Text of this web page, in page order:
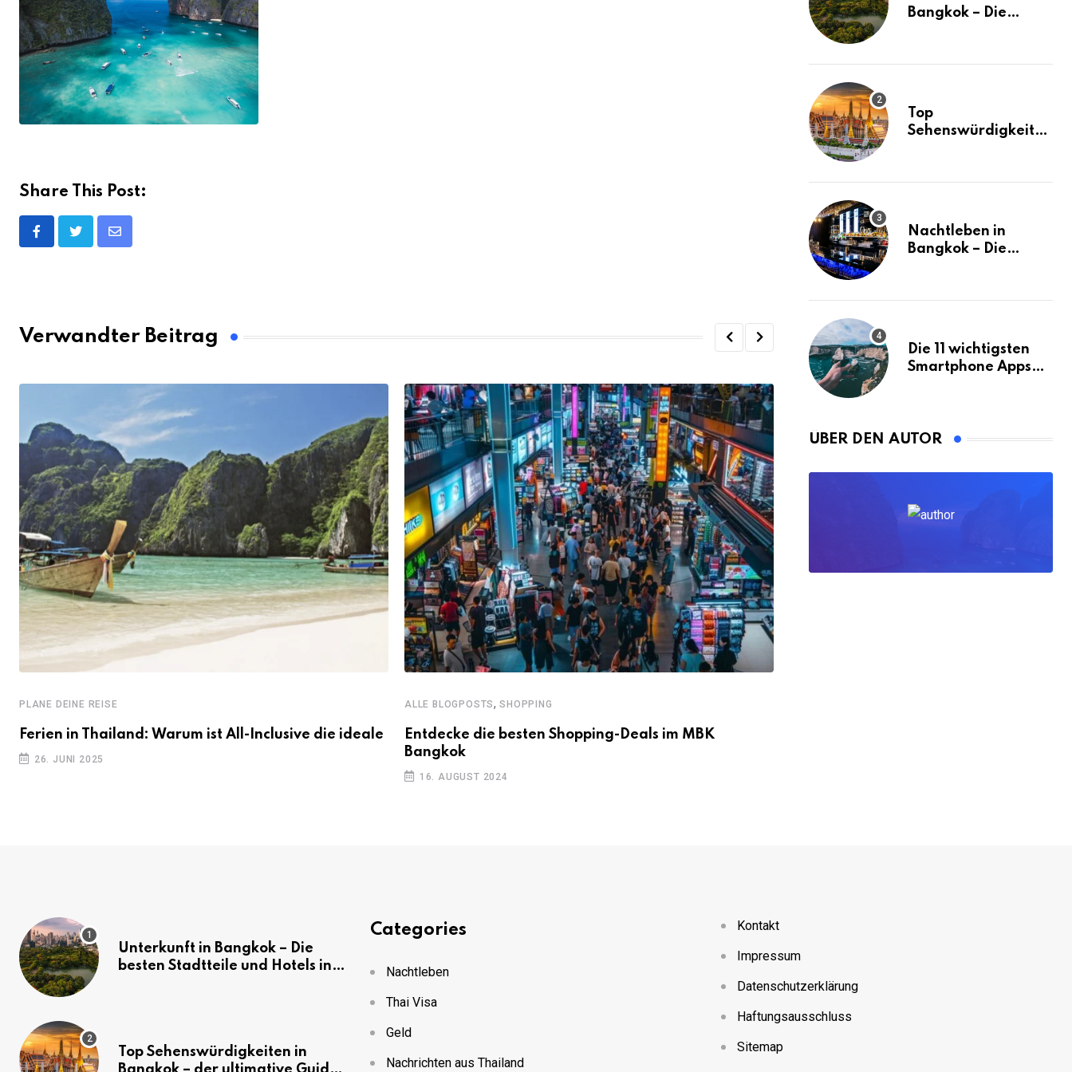
Share This Post:
Share
Verwandter Beitrag
PLANE DEINE REISE
Ferien in Thailand: Warum ist All-Inclusive die ideale
26. JUNI 2025
ALLE BLOGPOSTS,SHOPPING
Entdecke die besten Shopping-Deals im MBK
Bangkok
16. AUGUST 2024
Bangkok – Die
Bangkok
Top
Sehenswürdigkeiten
(mit Karte)
Nachtleben in
Bangkok – Die
Die 11 wichtigsten
Smartphone Apps
ÜBER DEN AUTOR
Unterkunft in Bangkok – Die
besten Stadtteile und Hotels in
Top Sehenswürdigkeiten in
Categories
Nachtleben
Thai Visa
Geld
Nachrichten aus Thailand
Kontakt
Impressum
Datenschutzerklärung
Haftungsausschluss
Sitemap